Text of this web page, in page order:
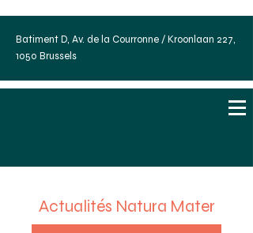
Batiment D, Av. de la Courronne / Kroonlaan 227,
1050 Brussels
Actualités Natura Mater